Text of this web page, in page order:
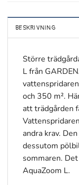
BESKRIVNING
Större
L från
och 350 m².
att trädgården
andra krav.
dessutom
sommaren.
AquaZoom L.